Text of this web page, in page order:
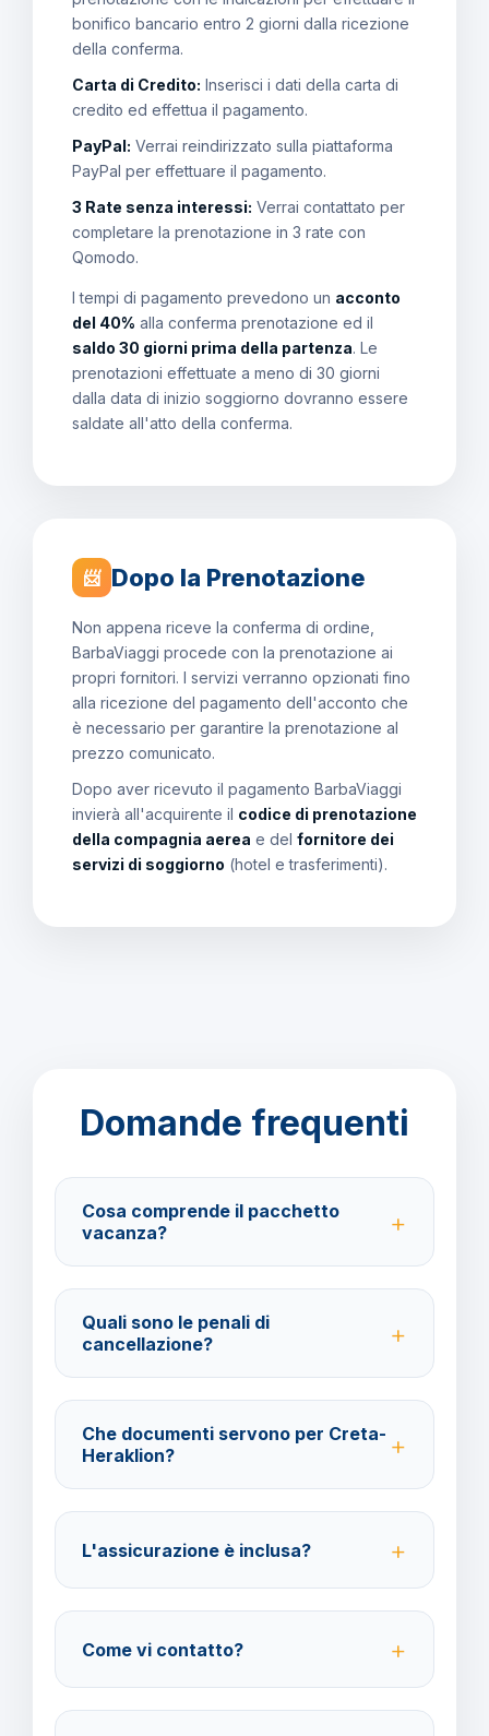
bonifico bancario entro 2 giorni dalla ricezione
della conferma.
Carta di Credito: Inserisci i dati della carta di
credito ed effettua il pagamento.
PayPal: Verrai reindirizzato sulla piattaforma
PayPal per effettuare il pagamento.
3 Rate senza interessi: Verrai contattato per
completare la prenotazione in 3 rate con
Qomodo.
I tempi di pagamento prevedono un acconto
del 40% alla conferma prenotazione ed il
saldo 30 giorni prima della partenza. Le
prenotazioni effettuate a meno di 30 giorni
dalla data di inizio soggiorno dovranno essere
saldate all'atto della conferma.
📨 Dopo la Prenotazione
Non appena riceve la conferma di ordine,
BarbaViaggi procede con la prenotazione ai
propri fornitori. I servizi verranno opzionati fino
alla ricezione del pagamento dell'acconto che
è necessario per garantire la prenotazione al
prezzo comunicato.
Dopo aver ricevuto il pagamento BarbaViaggi
invierà all'acquirente il codice di prenotazione
della compagnia aerea e del fornitore dei
servizi di soggiorno (hotel e trasferimenti).
Domande frequenti
Cosa comprende il pacchetto
vacanza?
trasferimenti, soggiorno con trattamento All Inclusive
e assistenza BarbaViaggi.
Quali sono le penali di
cancellazione?
29 giorni in poi. Con assicurazione facoltativa è
possibile ottenere il rimborso del 100%.
Che documenti servono per Creta-
Heraklion?
per la destinazione scelta.
L'assicurazione è inclusa?
consigliate per coprire spese mediche e
cancellazione viaggio.
Come vi contatto?
amministrazione@barbaviaggi.it, o tramite il sito